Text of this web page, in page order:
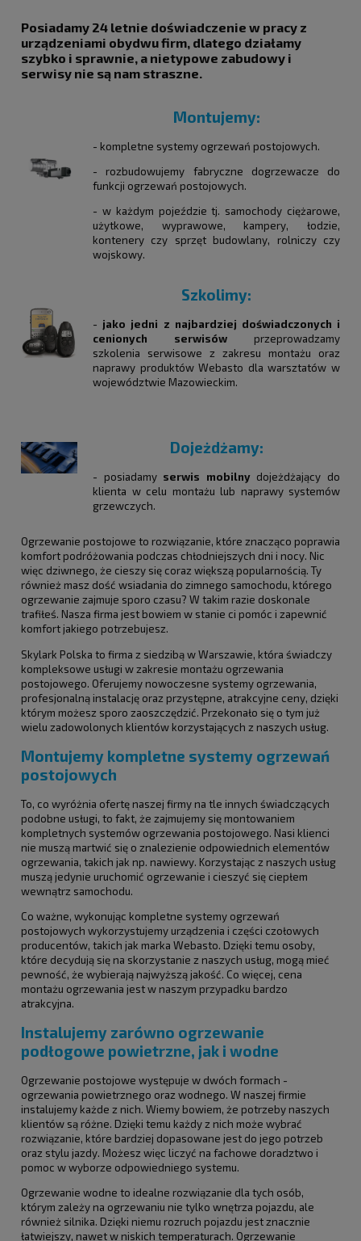
Posiadamy 24 letnie doświadczenie w pracy z
urządzeniami obydwu firm, dlatego działamy
szybko i sprawnie, a nietypowe zabudowy i
serwisy nie są nam straszne.
Montujemy:
- kompletne systemy ogrzewań postojowych.
- rozbudowujemy fabryczne dogrzewacze do
funkcji ogrzewań postojowych.
- w każdym pojeździe tj. samochody ciężarowe,
użytkowe, wyprawowe, kampery, łodzie,
kontenery czy sprzęt budowlany, rolniczy czy
wojskowy.
Szkolimy:
- jako jedni z najbardziej doświadczonych i
cenionych serwisów przeprowadzamy
szkolenia serwisowe z zakresu montażu oraz
naprawy produktów Webasto dla warsztatów w
województwie Mazowieckim.
Dojeżdżamy:
- posiadamy serwis mobilnydojeżdżający do
klienta w celu montażu lub naprawy systemów
grzewczych.
Ogrzewanie postojowe to rozwiązanie, które znacząco poprawia
komfort podróżowania podczas chłodniejszych dni i nocy. Nic
więc dziwnego, że cieszy się coraz większą popularnością. Ty
również masz dość wsiadania do zimnego samochodu, którego
ogrzewanie zajmuje sporo czasu? W takim razie doskonale
trafiłeś. Nasza firma jest bowiem w stanie ci pomóc i zapewnić
komfort jakiego potrzebujesz.
Skylark Polska to firma z siedzibą w Warszawie, która świadczy
kompleksowe usługi w zakresie montażu ogrzewania
postojowego. Oferujemy nowoczesne systemy ogrzewania,
profesjonalną instalację oraz przystępne, atrakcyjne ceny, dzięki
którym możesz sporo zaoszczędzić. Przekonało się o tym już
wielu zadowolonych klientów korzystających z naszych usług.
Montujemy kompletne systemy ogrzewań
postojowych
To, co wyróżnia ofertę naszej firmy na tle innych świadczących
podobne usługi, to fakt, że zajmujemy się montowaniem
kompletnych systemów ogrzewania postojowego. Nasi klienci
nie muszą martwić się o znalezienie odpowiednich elementów
ogrzewania, takich jak np. nawiewy. Korzystając z naszych usług
muszą jedynie uruchomić ogrzewanie i cieszyć się ciepłem
wewnątrz samochodu.
Co ważne, wykonując kompletne systemy ogrzewań
postojowych wykorzystujemy urządzenia i części czołowych
producentów, takich jak marka Webasto. Dzięki temu osoby,
które decydują się na skorzystanie z naszych usług, mogą mieć
pewność, że wybierają najwyższą jakość. Co więcej, cena
montażu ogrzewania jest w naszym przypadku bardzo
atrakcyjna.
Instalujemy zarówno ogrzewanie
podłogowe powietrzne, jak i wodne
Ogrzewanie postojowe występuje w dwóch formach -
ogrzewania powietrznego oraz wodnego. W naszej firmie
instalujemy każde z nich. Wiemy bowiem, że potrzeby naszych
klientów są różne. Dzięki temu każdy z nich może wybrać
rozwiązanie, które bardziej dopasowane jest do jego potrzeb
oraz stylu jazdy. Możesz więc liczyć na fachowe doradztwo i
pomoc w wyborze odpowiedniego systemu.
Ogrzewanie wodne to idealne rozwiązanie dla tych osób,
którym zależy na ogrzewaniu nie tylko wnętrza pojazdu, ale
również silnika. Dzięki niemu rozruch pojazdu jest znacznie
łatwiejszy, nawet w niskich temperaturach. Ogrzewanie